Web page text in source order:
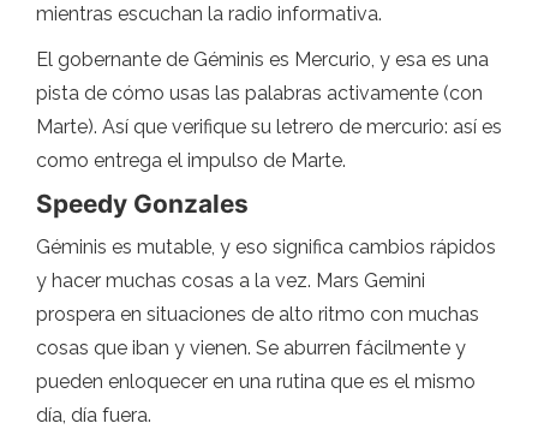
mientras escuchan la radio informativa.
El gobernante de Géminis es Mercurio, y esa es una
pista de cómo usas las palabras activamente (con
Marte). Así que verifique su letrero de mercurio: así es
como entrega el impulso de Marte.
Speedy Gonzales
Géminis es mutable, y eso significa cambios rápidos
y hacer muchas cosas a la vez. Mars Gemini
prospera en situaciones de alto ritmo con muchas
cosas que iban y vienen. Se aburren fácilmente y
pueden enloquecer en una rutina que es el mismo
día, día fuera.